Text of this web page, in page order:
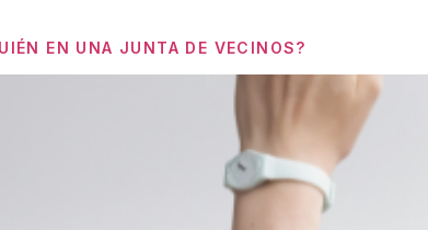
EN UNA JUNTA DE VECINOS?